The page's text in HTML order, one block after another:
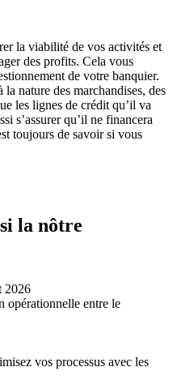
la viabilité de vos activités et
des profits. Cela vous
de votre banquier.
nature des marchandises, des
les lignes de crédit qu’il va
s’assurer qu’il ne financera
toujours de savoir si vous
la nôtre
2026
opérationnelle entre le
vos processus avec les